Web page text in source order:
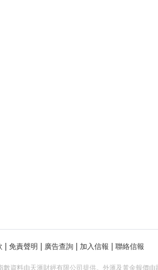
免責聲明 廣告查詢 加入信報 聯絡信報
資料由天滙財經有限公司提供。外滙及黃金報價由